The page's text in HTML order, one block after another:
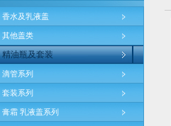
香水及乳液盖
其他盖类
精油瓶及套装
滴管系列
套装系列
膏霜 乳液盖系列